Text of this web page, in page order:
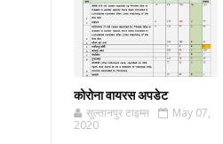
कोरोना वायरस अपडेट
सुल्तानपुर टाइम्स
May 07,
2020